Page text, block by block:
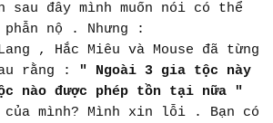
sau đây mình muốn nói có thể
nộ . Nhưng :
, Hắc Miêu và Mouse đã từng
rằng :
" Ngoài 3 gia tộc này
nào được phép tồn tại nữa "
của mình? Mình xin lỗi . Bạn có